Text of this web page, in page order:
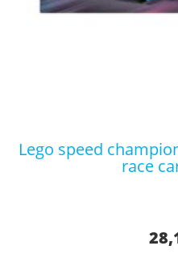
lego speed champions: f1 academy – lego
race